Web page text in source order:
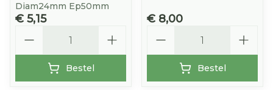
Diam24mm Ep50mm
€ 5,15
Bestel
€ 8,00
Bestel